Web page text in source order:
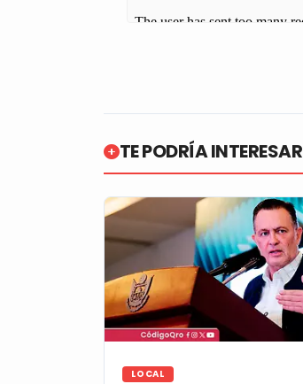
TE PODRÍA INTERESAR
LOCAL